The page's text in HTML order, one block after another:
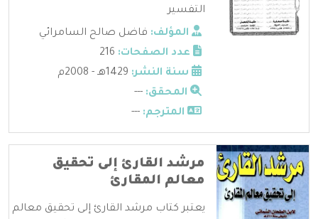
التفسير
المؤلف: فاضل صالح السامرائي
عدد الصفحات:
سنة النشر:
المحقق: ---
المترجم: ---
مرشد القارئ إلى تحقيق
معالم المقارئ
يعتبر كتاب مرشد القارئ إلى تحقيق معالم